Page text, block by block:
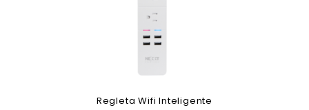
Regleta Wifi Inteligente